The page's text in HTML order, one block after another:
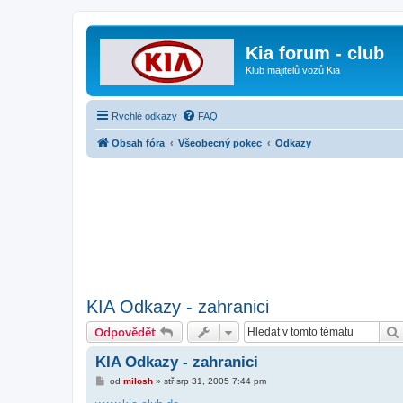
Kia forum - club
Klub majitelů vozů Kia
Rychlé odkazy FAQ
Obsah fóra Všeobecný pokec Odkazy
KIA Odkazy - zahranici
Odpovědět
KIA Odkazy - zahranici
Pod milosh» stř srp 31, 2005 7:44 pm